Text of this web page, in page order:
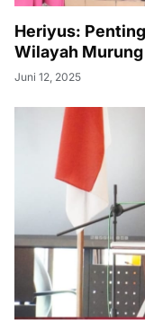
Heriyus:
Wilayah Murung
Juni 12, 2025